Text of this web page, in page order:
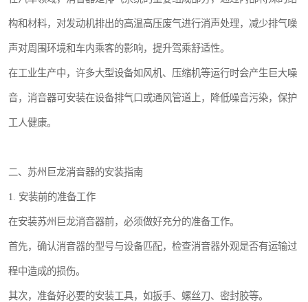
构和材料，对发动机排出的高温高压废气进行消声处理，减少排气噪
声对周围环境和车内乘客的影响，提升驾乘舒适性。
在工业生产中，许多大型设备如风机、压缩机等运行时会产生巨大噪
音，消音器可安装在设备排气口或通风管道上，降低噪音污染，保护
工人健康。
二、苏州巨龙消音器的安装指南
1. 安装前的准备工作
在安装苏州巨龙消音器前，必须做好充分的准备工作。
首先，确认消音器的型号与设备匹配，检查消音器外观是否有运输过
程中造成的损伤。
其次，准备好必要的安装工具，如扳手、螺丝刀、密封胶等。